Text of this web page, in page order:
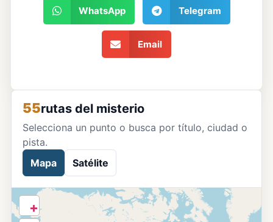
WhatsApp Telegram
Email
55rutas del misterio
Selecciona un punto o busca por título, ciudad o
pista.
Mapa
Satélite
+